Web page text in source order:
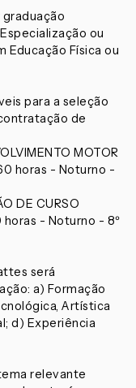
ou
Física ou
para a seleção
de
MOTOR
horas - Noturno -
DE CURSO
- Noturno - 8º
será
a) Formação
Artística
d) Experiência
relevante